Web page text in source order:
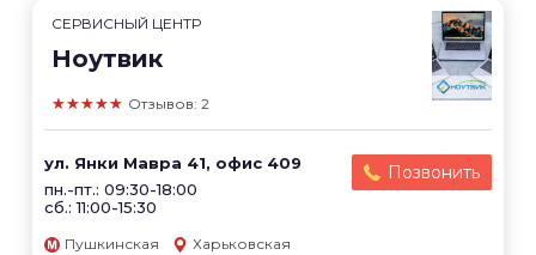
СЕРВИСНЫЙ ЦЕНТР
Ноутвик
★★★★★ Отзывов: 2
ул. Янки Мавра 41, офис 409
пн.-пт.: 09:30-18:00
сб.: 11:00-15:30
Позвонить
Пушкинская Харьковская